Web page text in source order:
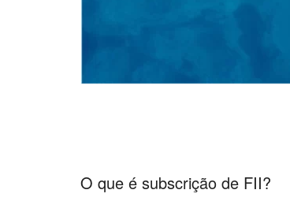
O que é subscrição de FII?